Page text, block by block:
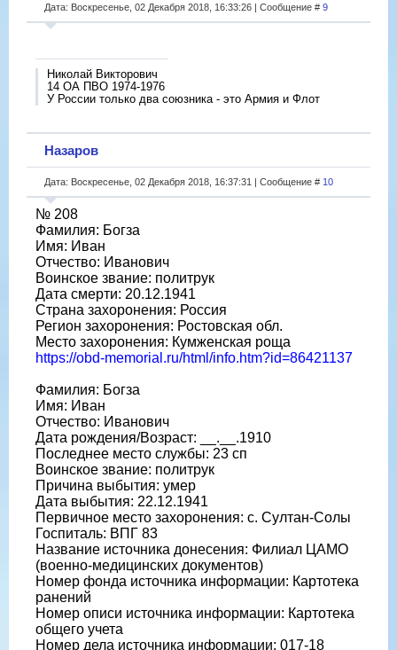
Дата: Воскресенье, 02 Декабря 2018, 16:33:26 | Сообщение # 9
Николай Викторович
14 ОА ПВО 1974-1976
У России только два союзника - это Армия и Флот
Назаров
Дата: Воскресенье, 02 Декабря 2018, 16:37:31 | Сообщение # 10
№ 208
Фамилия: Богза
Имя: Иван
Отчество: Иванович
Воинское звание: политрук
Дата смерти: 20.12.1941
Страна захоронения: Россия
Регион захоронения: Ростовская обл.
Место захоронения: Кумженская роща
https://obd-memorial.ru/html/info.htm?id=86421137
Фамилия: Богза
Имя: Иван
Отчество: Иванович
Дата рождения/Возраст: __.__.1910
Последнее место службы: 23 сп
Воинское звание: политрук
Причина выбытия: умер
Дата выбытия: 22.12.1941
Первичное место захоронения: с. Султан-Солы
Госпиталь: ВПГ 83
Название источника донесения: Филиал ЦАМО
(военно-медицинских документов)
Номер фонда источника информации: Картотека
ранений
Номер описи источника информации: Картотека
общего учета
Номер дела источника информации: 017-18